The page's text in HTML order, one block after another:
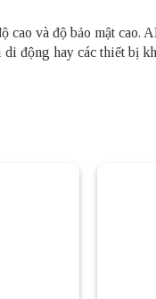
và độ bảo mật cao.
động hay các thiết bị